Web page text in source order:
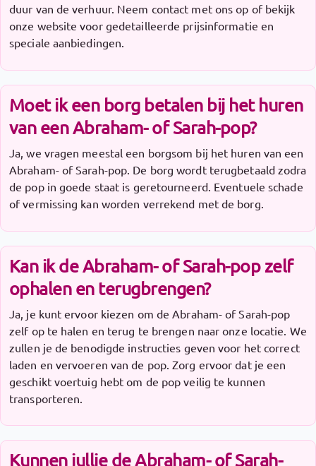
duur van de verhuur. Neem contact met ons op of bekijk
onze website voor gedetailleerde prijsinformatie en
speciale aanbiedingen.
Moet ik een borg betalen bij het huren
van een Abraham- of Sarah-pop?
Ja, we vragen meestal een borgsom bij het huren van een
Abraham- of Sarah-pop. De borg wordt terugbetaald zodra
de pop in goede staat is geretourneerd. Eventuele schade
of vermissing kan worden verrekend met de borg.
Kan ik de Abraham- of Sarah-pop zelf
ophalen en terugbrengen?
Ja, je kunt ervoor kiezen om de Abraham- of Sarah-pop
zelf op te halen en terug te brengen naar onze locatie. We
zullen je de benodigde instructies geven voor het correct
laden en vervoeren van de pop. Zorg ervoor dat je een
geschikt voertuig hebt om de pop veilig te kunnen
transporteren.
Kunnen jullie de Abraham- of Sarah-